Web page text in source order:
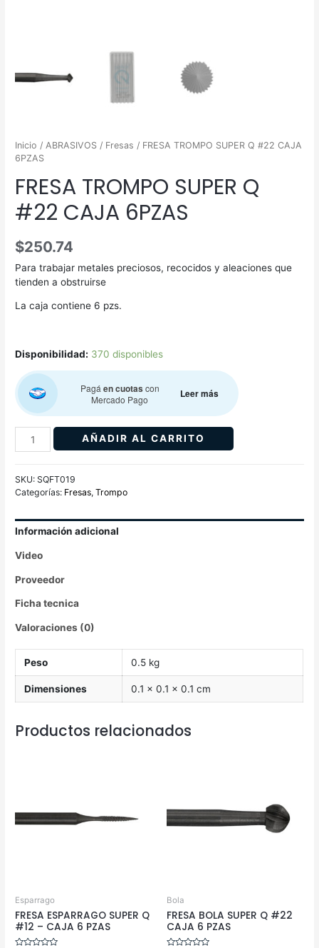
Inicio /ABRASIVOS / Fresas / FRESA TROMPO SUPER Q #22 CAJA
6PZAS
FRESA TROMPO SUPER Q
#22 CAJA 6PZAS
$250.74
Para trabajar metales preciosos, recocidos y aleaciones que
tienden a obstruirse
La caja contiene 6 pzs.
Disponibilidad: 370 disponibles
Pagáen cuotas con
Mercado Pago
Leer más
AÑADIR AL CARRITO
SKU: SQFT019
Categorías: Fresas,Trompo
Información adicional
Video
Proveedor
Ficha tecnica
Valoraciones (0)
Peso 0.5 kg
Dimensiones 0.1 × 0.1 × 0.1 cm
Productos relacionados
Esparrago
FRESA ESPARRAGO SUPER Q
#12 – CAJA 6 PZAS
Bola
FRESA BOLA SUPER Q #22
CAJA 6 PZAS